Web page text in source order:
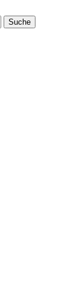
Suche